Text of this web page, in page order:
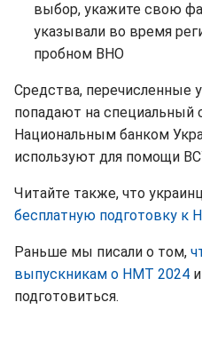
выбор, укажите свою
указывали во время
пробном ВНО
Средства, перечисленные
попадают на специальный
Национальным банком
используют для помощи
Читайте также, что
бесплатную подготовку к
Раньше мы писали о том,
выпускникам о НМТ 2024
подготовиться.